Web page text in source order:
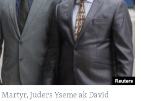
Juders Yseme ak David